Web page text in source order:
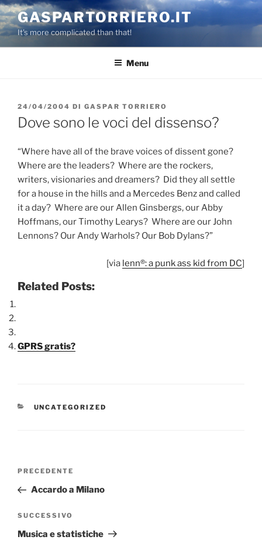
Salta
al
contenuto
GASPARTORRIERO.IT
It's more complicated than that!
Menu
PUBBLICATO
IL
24/04/2004 DI GASPAR TORRIERO
Dove sono le voci del dissenso?
“Where have all of the brave voices of dissent gone?
Where are the leaders? Where are the rockers,
writers, visionaries and dreamers? Did they all settle
for a house in the hills and a Mercedes Benz and called
it a day? Where are our Allen Ginsbergs, our Abby
Hoffmans, our Timothy Learys? Where are our John
Lennons? Our Andy Warhols? Our Bob Dylans?”
[via lenn®: a punk ass kid from DC]
Related Posts:
GPRS gratis?
CATEGORIE
UNCATEGORIZED
Navigazione
Articolo
precedente:
PRECEDENTE
Accardo a Milano
Articolo
successivo
SUCCESSIVO
Musica e statistiche